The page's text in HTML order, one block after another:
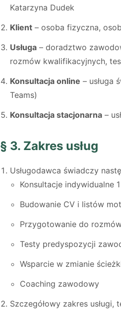
Katarzyna Dudek
Klient – osoba fizyczna,
Usługa – doradztwo
rozmów kwalifikacyjnych,
Konsultacja online – usługa
Teams)
Konsultacja stacjonarna –
§ 3. Zakres usług
Usługodawca świadczy
Konsultacje indywidualne
Budowanie CV i listów
Przygotowanie do
Testy predyspozycji
Wsparcie w zmianie
Coaching zawodowy
Szczegółowy zakres